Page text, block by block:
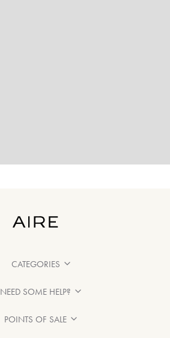
CATEGORIES
NEED SOME HELP?
POINTS OF SALE